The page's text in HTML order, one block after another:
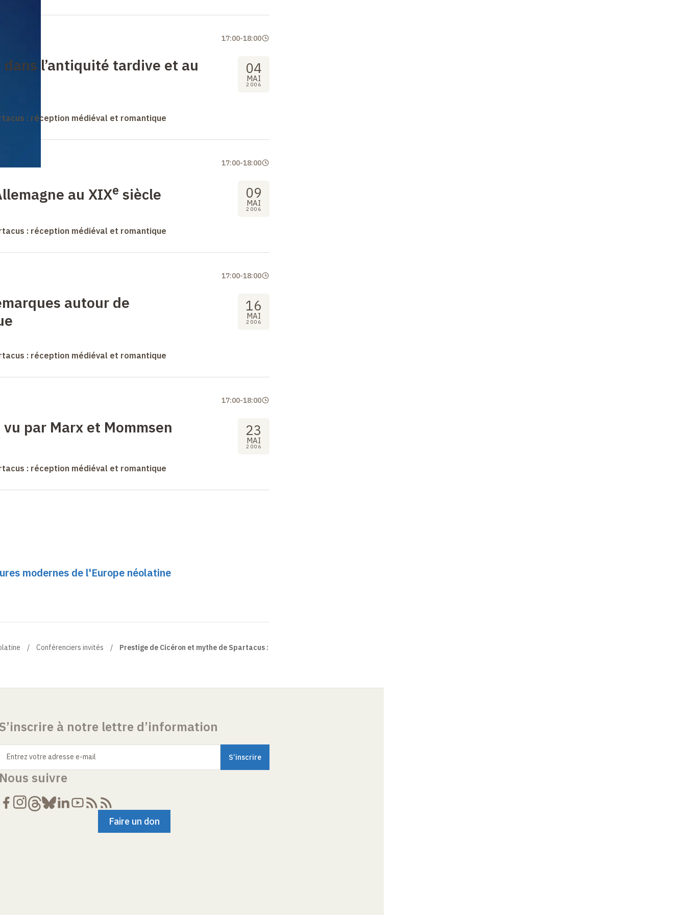
l’antiquité tardive et au 04
MAI
2006
17:00-18:00
: réception médiéval et romantique
au XIXe siècle 09
MAI
2006
17:00-18:00
: réception médiéval et romantique
autour de
16
MAI
2006
17:00-18:00
: réception médiéval et romantique
par Marx et Mommsen 23
MAI
2006
17:00-18:00
: réception médiéval et romantique
modernes de l'Europe néolatine
Conférenciers invités Prestige de Cicéron et mythe de Spartacus :
à notre lettre d’information
Entrez votre adresse e-mail
suivre
Faire un don